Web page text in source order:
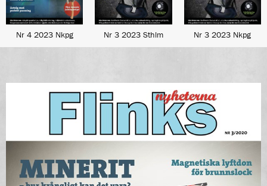
Nr 4 2023 Nkpg Nr 3 2023 Sthlm Nr 3 2023 Nkpg